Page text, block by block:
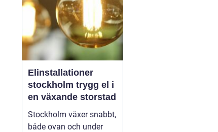
Elinstallationer
stockholm trygg el i
en växande storstad
Stockholm växer snabbt,
både ovan och under